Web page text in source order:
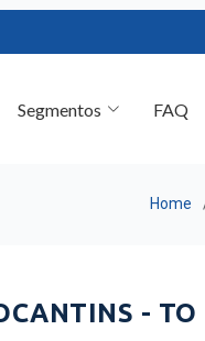
Home
- TO